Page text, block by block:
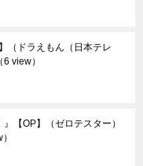
（ドラえもん（日本テレ
（6 view）
【OP】（ゼロテスター）